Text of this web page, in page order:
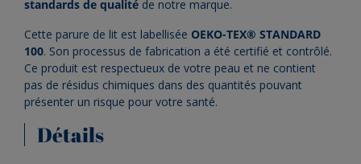
standards de qualité de notre marque.
Cette parure de lit est labellisée OEKO-TEX® STANDARD
100. Son processus de fabrication a été certifié et contrôlé.
Ce produit est respectueux de votre peau et ne contient
pas de résidus chimiques dans des quantités pouvant
présenter un risque pour votre santé.
Détails